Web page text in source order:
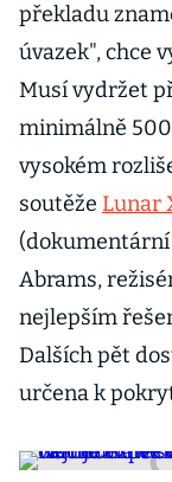
překladu
úvazek", chce
Musí vydržet
minimálně
vysokém
soutěže Lunar
(dokumentární
Abrams,
nejlepším
Dalších pět
určena k